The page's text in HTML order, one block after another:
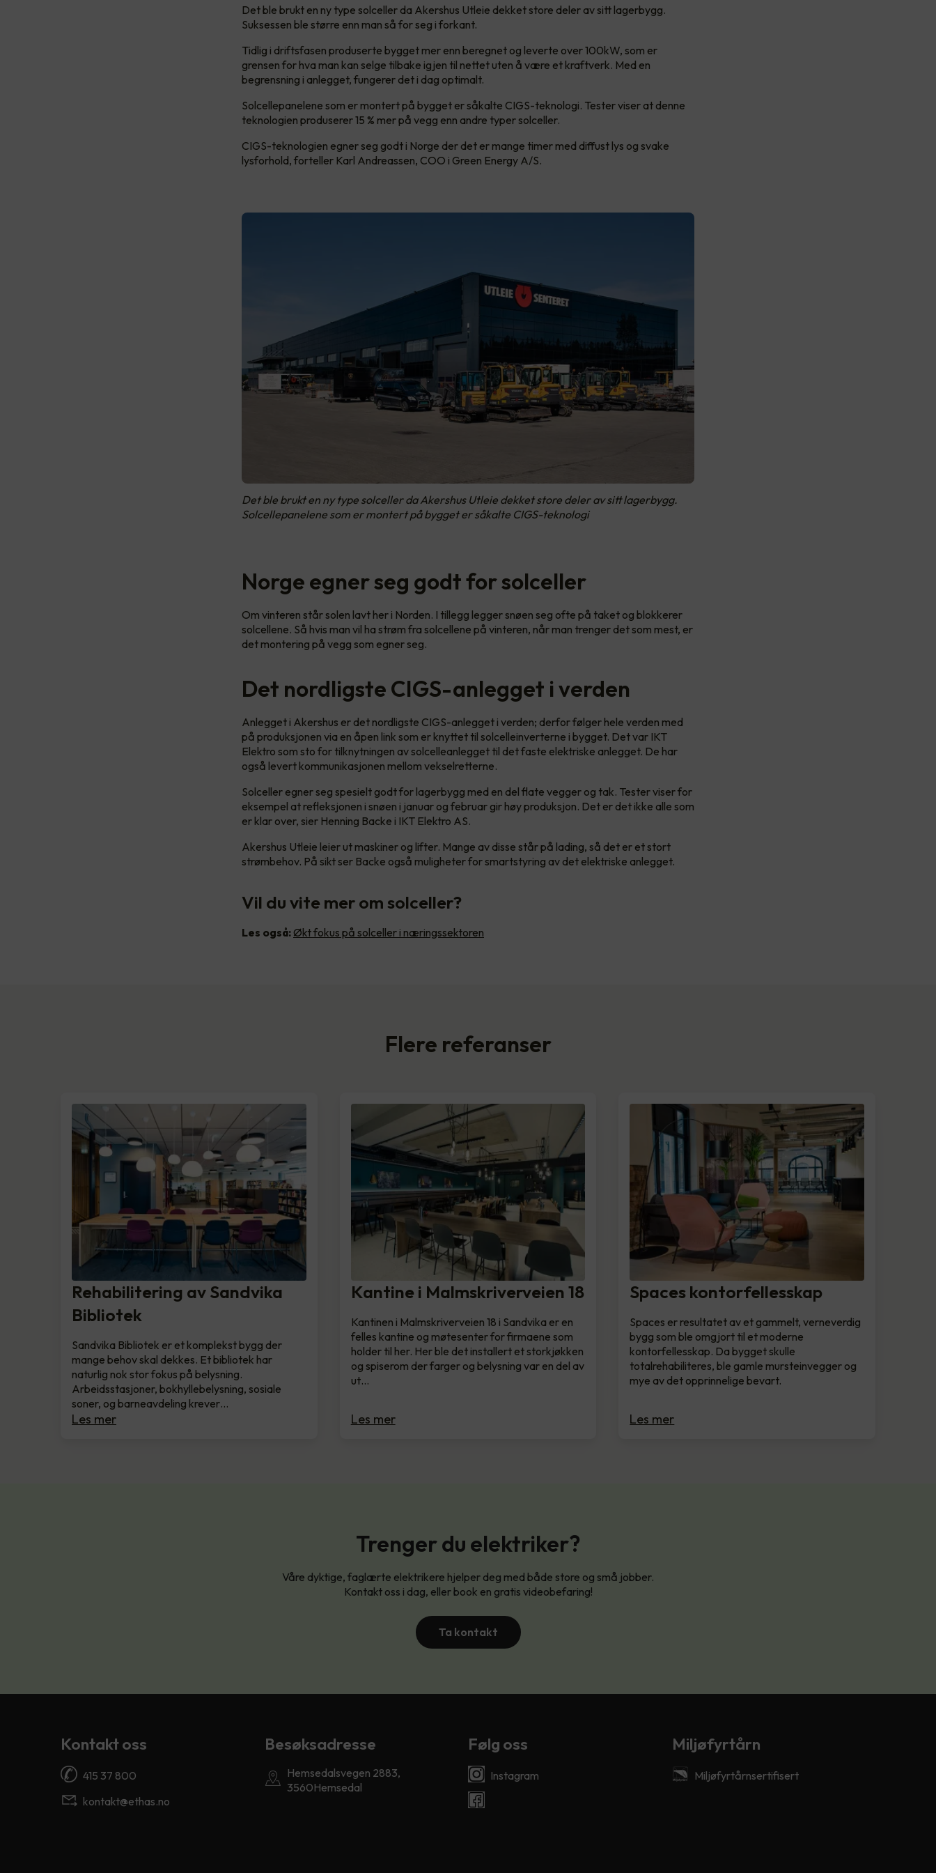
Det ble brukt en ny type solceller da Akershus Utleie dekket store deler av sitt lagerbygg.
Suksessen ble større enn man så for seg i forkant.
Tidlig i driftsfasen produserte bygget mer enn beregnet og leverte over 100kW, som er
grensen for hva man kan selge tilbake igjen til nettet uten å være et kraftverk. Med en
begrensning i anlegget, fungerer det i dag optimalt.
Solcellepanelene som er montert på bygget er såkalte CIGS-teknologi. Tester viser at denne
teknologien produserer 15 % mer på vegg enn andre typer solceller.
CIGS-teknologien egner seg godt i Norge der det er mange timer med diffust lys og svake
lysforhold, forteller Karl Andreassen, COO i Green Energy A/S.
Det ble brukt en ny type solceller da Akershus Utleie dekket store deler av sitt lagerbygg.
Solcellepanelene som er montert på bygget er såkalte CIGS-teknologi
Norge egner seg godt for solceller
Om vinteren står solen lavt her i Norden. I tillegg legger snøen seg ofte på taket og blokkerer
solcellene. Så hvis man vil ha strøm fra solcellene på vinteren, når man trenger det som mest, er
det montering på vegg som egner seg.
Det nordligste CIGS-anlegget i verden
Anlegget i Akershus er det nordligste CIGS-anlegget i verden; derfor følger hele verden med
på produksjonen via en åpen link som er knyttet til solcelleinverterne i bygget. Det var IKT
Elektro som sto for tilknytningen av solcelleanlegget til det faste elektriske anlegget. De har
også levert kommunikasjonen mellom vekselretterne.
Solceller egner seg spesielt godt for lagerbygg med en del flate vegger og tak. Tester viser for
eksempel at refleksjonen i snøen i januar og februar gir høy produksjon. Det er det ikke alle som
er klar over, sier Henning Backe i IKT Elektro AS.
Akershus Utleie leier ut maskiner og lifter. Mange av disse står på lading, så det er et stort
strømbehov. På sikt ser Backe også muligheter for smartstyring av det elektriske anlegget.
Vil du vite mer om solceller?
Les også: Økt fokus på solceller i næringssektoren
Flere referanser
Rehabilitering av Sandvika
Bibliotek
Sandvika Bibliotek er et komplekst bygg der
mange behov skal dekkes. Et bibliotek har
naturlig nok stor fokus på belysning.
Arbeidsstasjoner, bokhyllebelysning, sosiale
soner, og barneavdeling krever…
Les mer
Kantine i Malmskriverveien 18
Kantinen i Malmskriverveien 18 i Sandvika er en
felles kantine og møtesenter for firmaene som
holder til her. Her ble det installert et storkjøkken
og spiserom der farger og belysning var en del av
ut…
Les mer
Spaces kontorfellesskap
Spaces er resultatet av et gammelt, verneverdig
bygg som ble omgjort til et moderne
kontorfellesskap. Da bygget skulle
totalrehabiliteres, ble gamle mursteinvegger og
mye av det opprinnelige bevart.
Les mer
Trenger du elektriker?
Våre dyktige, faglærte elektrikere hjelper deg med både store og små jobber.
Kontakt oss i dag, eller book en gratis videobefaring!
Ta kontakt
Kontakt oss
415 37 800
kontakt@ethas.no
Besøksadresse
Hemsedalsvegen 2883,
3560Hemsedal
Følg oss
Instagram
Miljøfyrtårn
Miljøfyrtårnsertifisert